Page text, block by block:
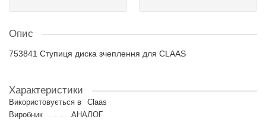
Опис
753841 Ступиця диска зчеплення для CLAAS
Характеристики
Використовується в
Claas
Виробник
АНАЛОГ